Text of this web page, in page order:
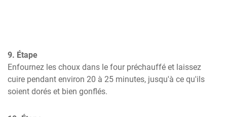
9. Étape
Enfournez les choux dans le four préchauffé et laissez
cuire pendant environ 20 à 25 minutes, jusqu'à ce qu'ils
soient dorés et bien gonflés.